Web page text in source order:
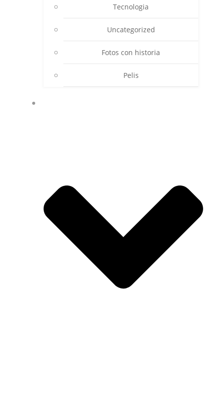
Tecnologia
Uncategorized
Fotos con historia
Pelis